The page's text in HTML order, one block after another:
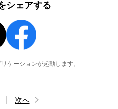
シェアする
ケーションが起動します。
次へ